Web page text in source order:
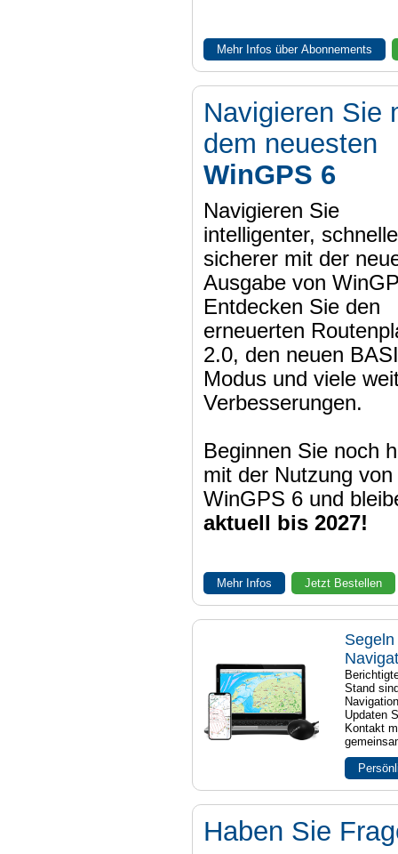
Mehr Infos über Abonnements
Navigieren Sie
dem neuesten
WinGPS 6
Navigieren Sie
intelligenter,
sicherer mit der
Ausgabe von
Entdecken Sie den
erneuerten
2.0, den neuen
Modus und viele
Verbesserungen.
Beginnen Sie noch
mit der Nutzung von
WinGPS 6 und
aktuell bis 2027!
Mehr Infos Jetzt Bestellen
Stand
Updaten
Kontakt
Haben Sie